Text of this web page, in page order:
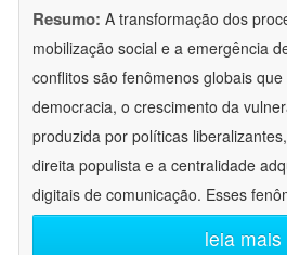
Resumo: A transformação dos
mobilização social e a emergência
conflitos são fenômenos globais
democracia, o crescimento da
produzida por políticas
direita populista e a centralidade
digitais de comunicação. Esses
leia mais